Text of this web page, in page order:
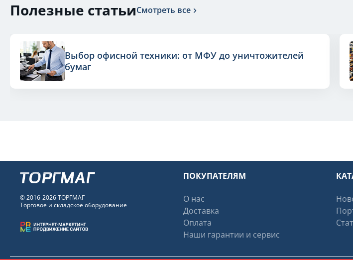
Полезные статьиСмотреть все
Выбор офисной техники: от МФУ до уничтожителей
бумаг
© 2016-2026 ТОРГМАГ
Торговое и складское оборудование
ПОКУПАТЕЛЯМ
О нас
Доставка
Оплата
Наши гарантии и сервис